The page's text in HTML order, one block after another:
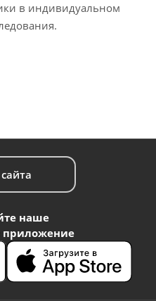
в индивидуальном
наше
приложение